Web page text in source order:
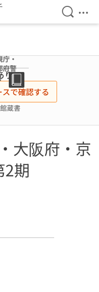
検索を
メ
庁・
府警
り
で確認する
蔵書
大阪府・京
2期